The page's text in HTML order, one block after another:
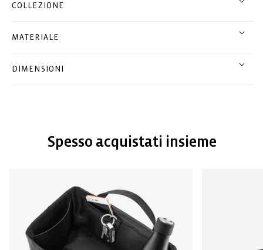
COLLEZIONE
MATERIALE
DIMENSIONI
Spesso acquistati insieme